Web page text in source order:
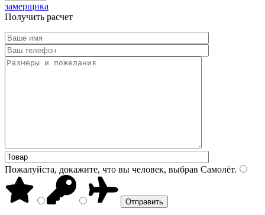
замерщика
Получить расчет
Пожалуйста, докажите, что вы человек, выбрав Самолёт.